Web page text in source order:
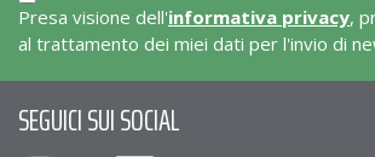
Presa visione dell'informativa privacy,
al trattamento dei miei dati per l'invio di
SEGUICI SUI SOCIAL